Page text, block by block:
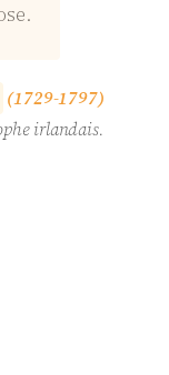
(1729-1797)
irlandais.